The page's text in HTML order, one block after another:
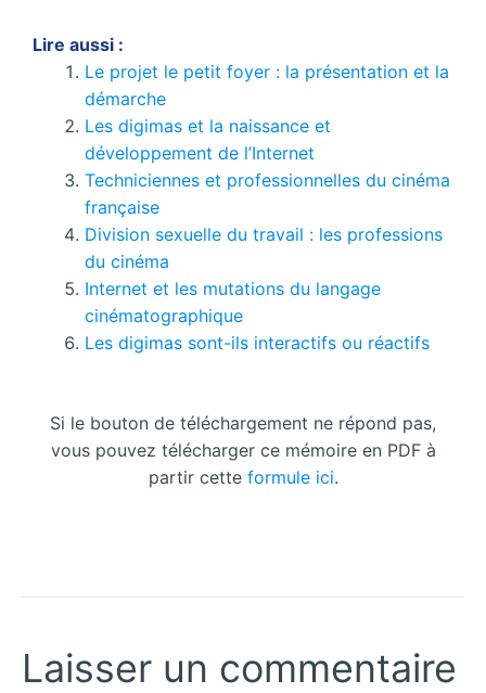
Lire aussi :
Le projet le petit foyer : la présentation et la
démarche
Les digimas et la naissance et
développement de l’Internet
Techniciennes et professionnelles du cinéma
française
Division sexuelle du travail : les professions
du cinéma
Internet et les mutations du langage
cinématographique
Les digimas sont-ils interactifs ou réactifs
Si le bouton de téléchargement ne répond pas,
vous pouvez télécharger ce mémoire en PDF à
partir cette formule ici.
Laisser un commentaire